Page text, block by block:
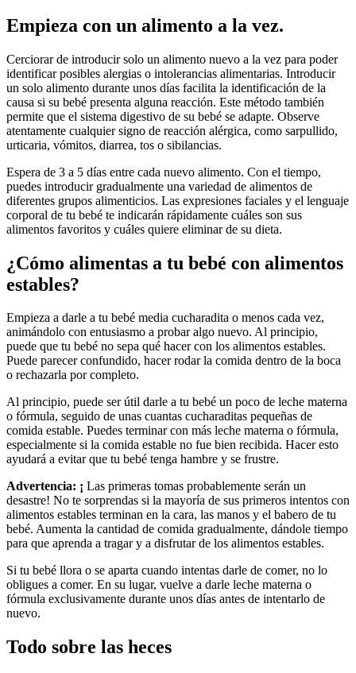
Empieza con un alimento a la vez.
Cerciorar de introducir solo un alimento nuevo a la vez para poder
identificar posibles alergias o intolerancias alimentarias. Introducir
un solo alimento durante unos días facilita la identificación de la
causa si su bebé presenta alguna reacción. Este método también
permite que el sistema digestivo de su bebé se adapte. Observe
atentamente cualquier signo de reacción alérgica, como sarpullido,
urticaria, vómitos, diarrea, tos o sibilancias.
Espera de 3 a 5 días entre cada nuevo alimento. Con el tiempo,
puedes introducir gradualmente una variedad de alimentos de
diferentes grupos alimenticios. Las expresiones faciales y el lenguaje
corporal de tu bebé te indicarán rápidamente cuáles son sus
alimentos favoritos y cuáles quiere eliminar de su dieta.
¿Cómo alimentas a tu bebé con alimentos
estables?
Empieza a darle a tu bebé media cucharadita o menos cada vez,
animándolo con entusiasmo a probar algo nuevo. Al principio,
puede que tu bebé no sepa qué hacer con los alimentos estables.
Puede parecer confundido, hacer rodar la comida dentro de la boca
o rechazarla por completo.
Al principio, puede ser útil darle a tu bebé un poco de leche materna
o fórmula, seguido de unas cuantas cucharaditas pequeñas de
comida estable. Puedes terminar con más leche materna o fórmula,
especialmente si la comida estable no fue bien recibida. Hacer esto
ayudará a evitar que tu bebé tenga hambre y se frustre.
Advertencia: ¡ Las primeras tomas probablemente serán un
desastre! No te sorprendas si la mayoría de sus primeros intentos con
alimentos estables terminan en la cara, las manos y el babero de tu
bebé. Aumenta la cantidad de comida gradualmente, dándole tiempo
para que aprenda a tragar y a disfrutar de los alimentos estables.
Si tu bebé llora o se aparta cuando intentas darle de comer, no lo
obligues a comer. En su lugar, vuelve a darle leche materna o
fórmula exclusivamente durante unos días antes de intentarlo de
nuevo.
Todo sobre las heces